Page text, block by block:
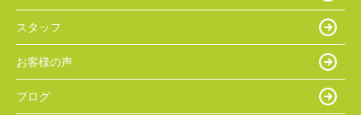
スタッフ
お客様の声
ブログ